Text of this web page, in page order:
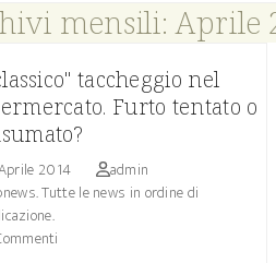
mensili: Aprile
taccheggio nel
Furto tentato o
2014
admin
Tutte le news in ordine di